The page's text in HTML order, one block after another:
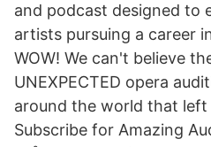
and podcast designed to
artists pursuing a career
WOW! We can't believe
UNEXPECTED opera
around the world that left
Subscribe for Amazing